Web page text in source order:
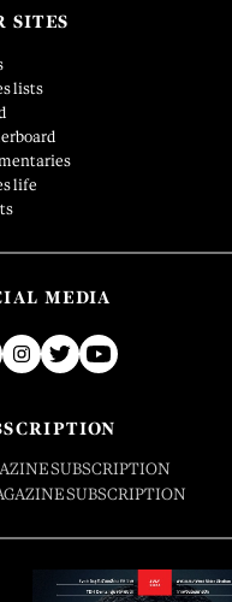
SITES
lists
life
MEDIA
SUBSCRIPTION
SUBSCRIPTION